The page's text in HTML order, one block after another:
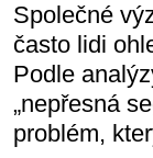
Společné
často lidi
Podle
„nepřesná
problém,